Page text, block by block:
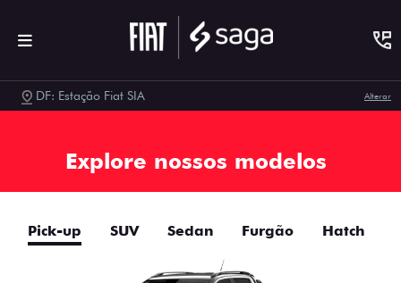
DF: Estação Fiat SIA Alterar
Explore nossos modelos
Pick-up SUV Sedan Furgão Hatch